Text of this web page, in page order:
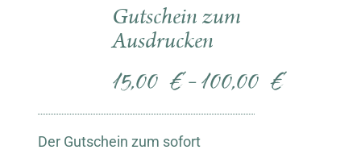
Gutschein zum
Ausdrucken
15,00€ – 100,00€
Der Gutschein zum sofort